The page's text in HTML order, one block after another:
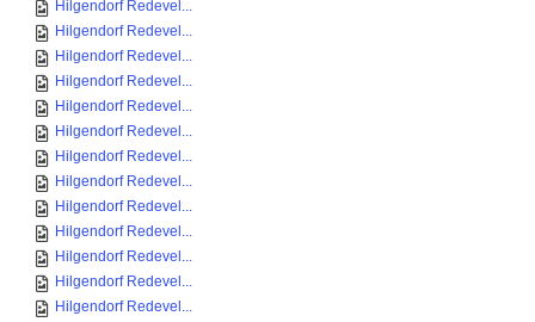
Hilgendorf Redevel...
Hilgendorf Redevel...
Hilgendorf Redevel...
Hilgendorf Redevel...
Hilgendorf Redevel...
Hilgendorf Redevel...
Hilgendorf Redevel...
Hilgendorf Redevel...
Hilgendorf Redevel...
Hilgendorf Redevel...
Hilgendorf Redevel...
Hilgendorf Redevel...
Hilgendorf Redevel...